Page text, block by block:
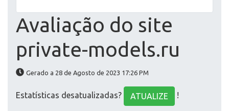
Avaliação do site
private-models.ru
Gerado a 28 de Agosto de 2023 17:26 PM
Estatísticas desatualizadas? ATUALIZE !